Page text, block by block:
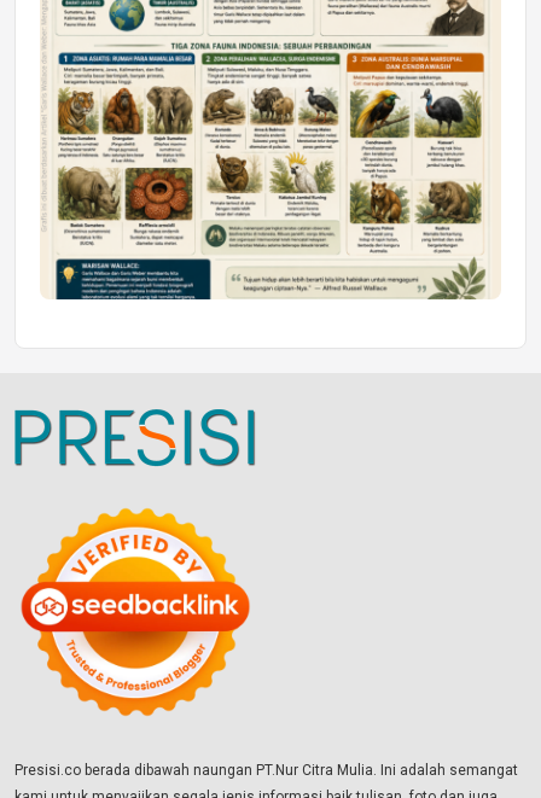
Presisi.co berada dibawah naungan PT.Nur Citra Mulia. Ini adalah semangat